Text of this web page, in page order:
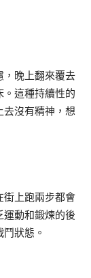
，晚上翻來覆去
這種持續性的
去沒有精神，想
街上跑兩步都會
運動和鍛煉的後
狀態。